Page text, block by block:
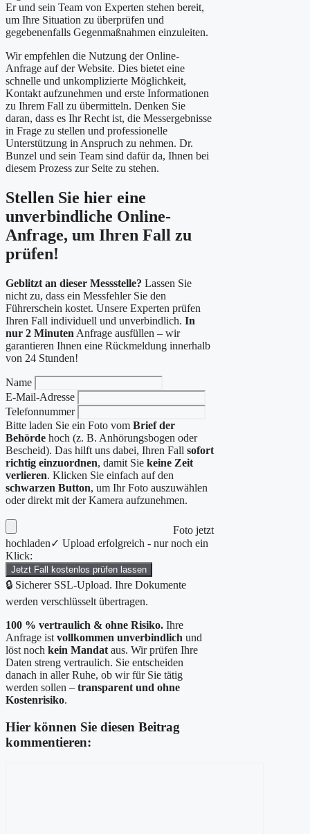
Er und sein Team von Experten stehen bereit,
um Ihre Situation zu überprüfen und
gegebenenfalls Gegenmaßnahmen einzuleiten.
Wir empfehlen die Nutzung der Online-
Anfrage auf der Website. Dies bietet eine
schnelle und unkomplizierte Möglichkeit,
Kontakt aufzunehmen und erste Informationen
zu Ihrem Fall zu übermitteln. Denken Sie
daran, dass es Ihr Recht ist, die Messergebnisse
in Frage zu stellen und professionelle
Unterstützung in Anspruch zu nehmen. Dr.
Bunzel und sein Team sind dafür da, Ihnen bei
diesem Prozess zur Seite zu stehen.
Stellen Sie hier eine
unverbindliche Online-
Anfrage, um Ihren Fall zu
prüfen!
Geblitzt an dieser Messstelle? Lassen Sie
nicht zu, dass ein Messfehler Sie den
Führerschein kostet. Unsere Experten prüfen
Ihren Fall individuell und unverbindlich. In
nur 2 Minuten Anfrage ausfüllen – wir
garantieren Ihnen eine Rückmeldung innerhalb
von 24 Stunden!
Name
E-Mail-Adresse
Telefonnummer
Bitte laden Sie ein Foto vom Brief der
Behörde hoch (z. B. Anhörungsbogen oder
Bescheid). Das hilft uns dabei, Ihren Fall sofort
richtig einzuordnen, damit Sie keine Zeit
verlieren. Klicken Sie einfach auf den
schwarzen Button, um Ihr Foto auszuwählen
oder direkt mit der Kamera aufzunehmen.
Foto jetzt
hochladen✓ Upload erfolgreich - nur noch ein
Klick:
Jetzt Fall kostenlos prüfen lassen
🔒 Sicherer SSL-Upload. Ihre Dokumente
werden verschlüsselt übertragen.
100 % vertraulich & ohne Risiko. Ihre
Anfrage ist vollkommen unverbindlich und
löst noch kein Mandat aus. Wir prüfen Ihre
Daten streng vertraulich. Sie entscheiden
danach in aller Ruhe, ob wir für Sie tätig
werden sollen – transparent und ohne
Kostenrisiko.
Hier können Sie diesen Beitrag
kommentieren: